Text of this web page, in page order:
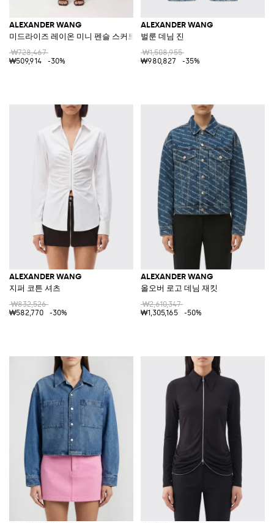
ALEXANDER WANG
미드라이즈 레이온 미니 펜슬 스커트
₩728,467
₩509,914
-30%
ALEXANDER WANG
벌룬 데님 진
₩1,508,955
₩980,827
-35%
ALEXANDER WANG
지퍼 코튼 셔츠
₩832,526
₩582,770
-30%
ALEXANDER WANG
올오버 로고 데님 재킷
₩2,610,347
₩1,305,165
-50%